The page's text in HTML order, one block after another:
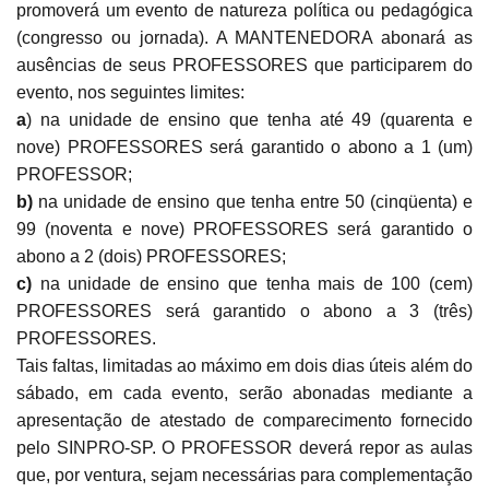
promoverá um evento de natureza política ou pedagógica
(congresso ou jornada). A MANTENEDORA abonará as
ausências de seus PROFESSORES que participarem do
evento, nos seguintes limites:
a) na unidade de ensino que tenha até 49 (quarenta e
nove) PROFESSORES será garantido o abono a 1 (um)
PROFESSOR;
b) na unidade de ensino que tenha entre 50 (cinqüenta) e
99 (noventa e nove) PROFESSORES será garantido o
abono a 2 (dois) PROFESSORES;
c) na unidade de ensino que tenha mais de 100 (cem)
PROFESSORES será garantido o abono a 3 (três)
PROFESSORES.
Tais faltas, limitadas ao máximo em dois dias úteis além do
sábado, em cada evento, serão abonadas mediante a
apresentação de atestado de comparecimento fornecido
pelo SINPRO-SP. O PROFESSOR deverá repor as aulas
que, por ventura, sejam necessárias para complementação